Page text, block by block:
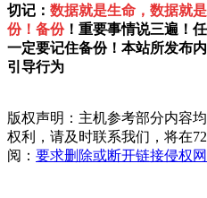
切记： 数据就是生命，数据就
份！备份！重要事情说三遍！
一定要记住备份！本站所发布
引导行为
版权声明：主机参考部分内容
权利，请及时联系我们，将在
阅： 要求删除或断开链接侵权